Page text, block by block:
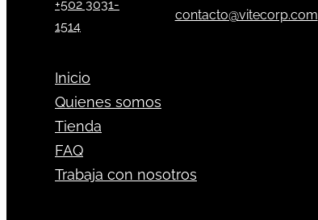
+502 3031-
1514
contacto@vitecorp.com
Inicio
Quienes somos
Tienda
FAQ
Trabaja con nosotros